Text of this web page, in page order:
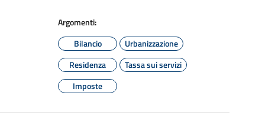
Argomenti:
Bilancio
Urbanizzazione
Residenza
Tassa sui servizi
Imposte